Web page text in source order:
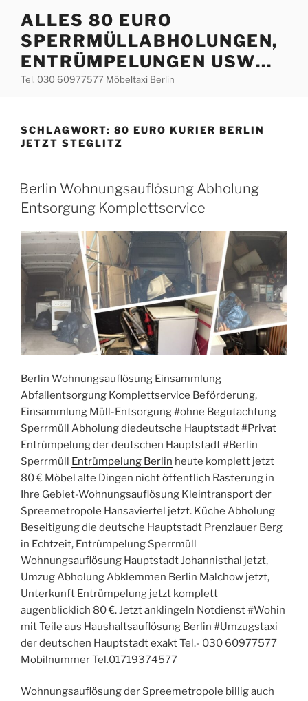
Inhalt
springen
ALLES 80 EURO
SPERRMÜLLABHOLUNGEN,
ENTRÜMPELUNGEN USW…
Tel. 030 60977577 Möbeltaxi Berlin
SCHLAGWORT: 80 EURO KURIER BERLIN
JETZT STEGLITZ
VERÖFFENTLICHT
AM
Berlin Wohnungsauflösung Abholung
Entsorgung Komplettservice
Berlin Wohnungsauflösung Einsammlung
Abfallentsorgung Komplettservice Beförderung,
Einsammlung Müll-Entsorgung #ohne Begutachtung
Sperrmüll Abholung diedeutsche Hauptstadt #Privat
Entrümpelung der deutschen Hauptstadt #Berlin
Sperrmüll Entrümpelung Berlin heute komplett jetzt
80 € Möbel alte Dingen nicht öffentlich Rasterung in
Ihre Gebiet-Wohnungsauflösung Kleintransport der
Spreemetropole Hansaviertel jetzt. Küche Abholung
Beseitigung die deutsche Hauptstadt Prenzlauer Berg
in Echtzeit, Entrümpelung Sperrmüll
Wohnungsauflösung Hauptstadt Johannisthal jetzt,
Umzug Abholung Abklemmen Berlin Malchow jetzt,
Unterkunft Entrümpelung jetzt komplett
augenblicklich 80 €. Jetzt anklingeln Notdienst #Wohin
mit Teile aus Haushaltsauflösung Berlin #Umzugstaxi
der deutschen Hauptstadt exakt Tel.- 030 60977577
Mobilnummer Tel.01719374577
Wohnungsauflösung der Spreemetropole billig auch